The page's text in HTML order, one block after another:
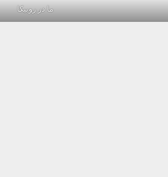
ما در روبیکا